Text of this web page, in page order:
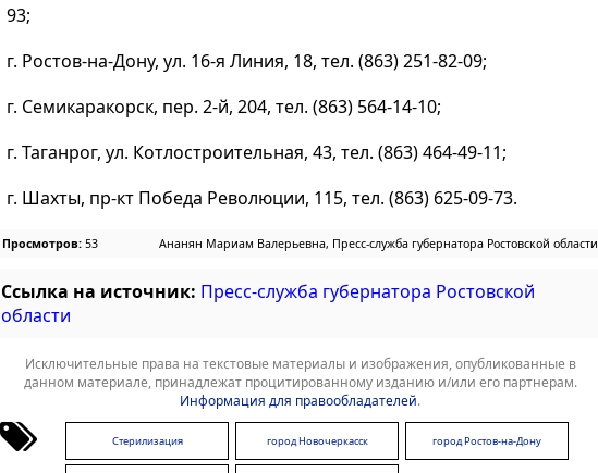
93;
г. Ростов-на-Дону, ул. 16-я Линия, 18, тел. (863) 251-82-09;
г. Семикаракорск, пер. 2-й, 204, тел. (863) 564-14-10;
г. Таганрог, ул. Котлостроительная, 43, тел. (863) 464-49-11;
г. Шахты, пр-кт Победа Революции, 115, тел. (863) 625-09-73.
Просмотров: 53 Ананян Мариам Валерьевна, Пресс-служба губернатора Ростовской области
Ссылка на источник: Пресс-служба губернатора Ростовской
области
Исключительные права на текстовые материалы и изображения, опубликованные в
данном материале, принадлежат процитированному изданию и/или его партнерам.
Информация для правообладателей.
Стерилизация город Новочеркасск город Ростов-на-Дону